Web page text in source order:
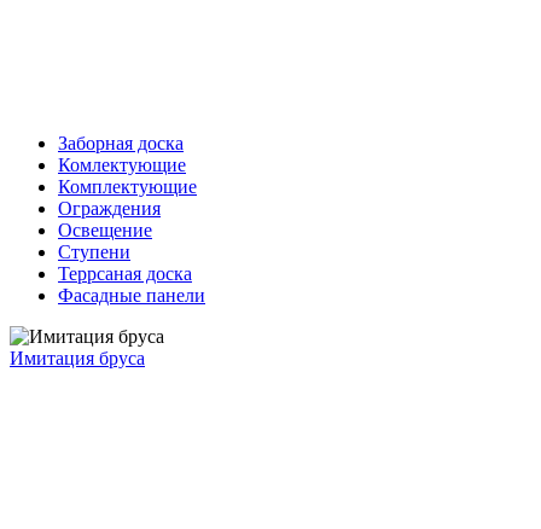
Заборная доска
Комлектующие
Комплектующие
Ограждения
Освещение
Ступени
Террсаная доска
Фасадные панели
Имитация бруса